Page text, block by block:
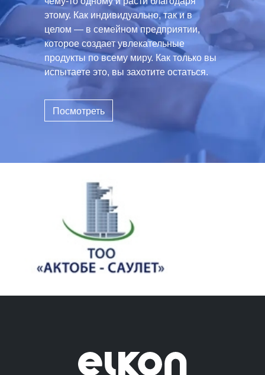
этому. Как индивидуально, так и в
целом — в семейном предприятии,
которое создает увлекательные
продукты по всему миру. Как только вы
испытаете это, вы захотите остаться.
Посмотреть